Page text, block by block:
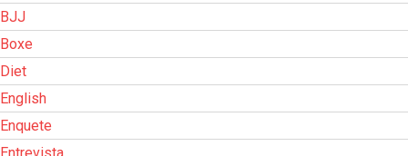
BJJ
Boxe
Diet
English
Enquete